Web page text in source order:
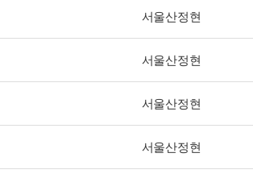
서울산정현
서울산정현
서울산정현
서울산정현